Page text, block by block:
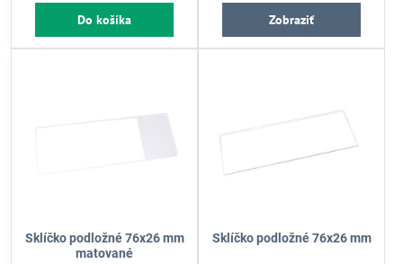
Do košíka Zobraziť
Sklíčko podložné 76x26 mm
matované
Sklíčko podložné 76x26 mm